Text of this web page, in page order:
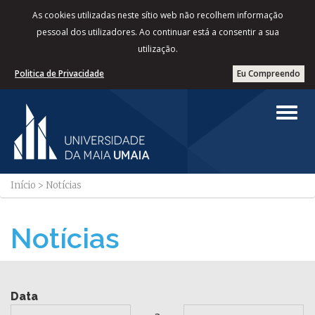
As cookies utilizadas neste sítio web não recolhem informação
pessoal dos utilizadores. Ao continuar está a consentir a sua
utilização.
Eu Compreendo
Politica de Privacidade
Início > Notícias
Notícias
Data